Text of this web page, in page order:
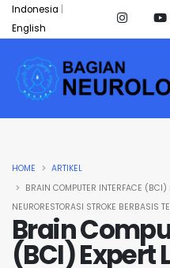
Indonesia
English
Brain
(BCI) Expert
HOME
ARTIKEL
BRAIN COMPUTER INTERFACE (BCI)
NEURORESTORASI STROKE BERBASIS